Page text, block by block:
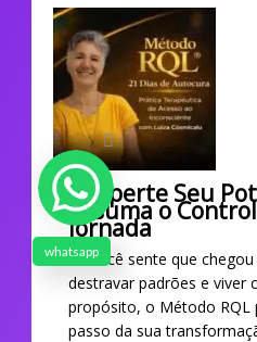
Fale Conosco
Desperte Seu
Assuma o
Jornada
Se você sente que
destravar padrões e viver
propósito, o Método RQL
passo da sua
whatsapp